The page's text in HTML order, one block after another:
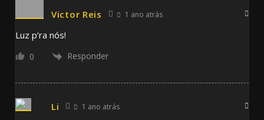
Victor Reis 1 ano atrás
Luz p’ra nós!
0 Responder
Li 1 ano atrás